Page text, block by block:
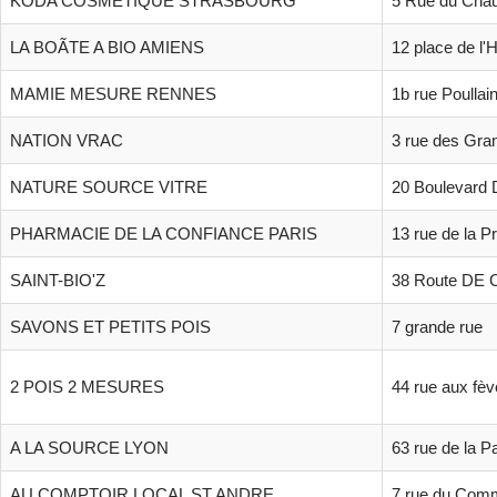
LA BOÃTE A BIO AMIENS 12 place de
MAMIE MESURE RENNES 1b rue
NATION VRAC 3 rue des
NATURE SOURCE VITRE 20 Boulevard
PHARMACIE DE LA CONFIANCE PARIS 13 rue de la
SAINT-BIO'Z 38 Route DE
SAVONS ET PETITS POIS 7 grande rue
2 POIS 2 MESURES 44 rue aux
A LA SOURCE LYON 63 rue de la